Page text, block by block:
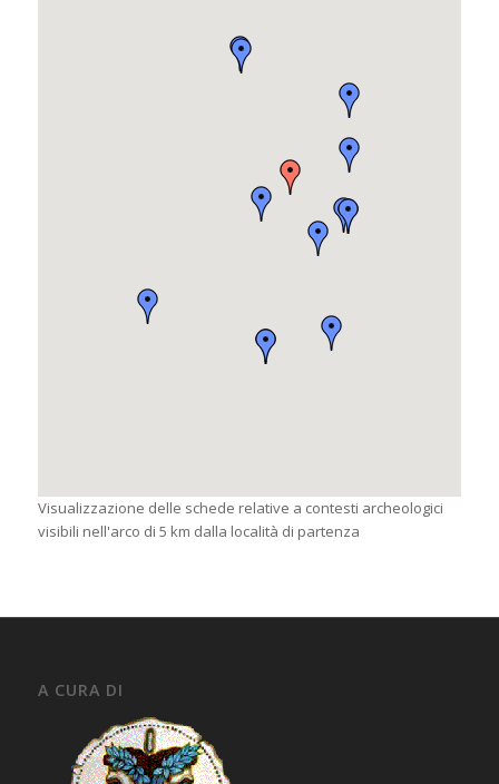
Visualizzazione delle schede relative a contesti archeologici
visibili nell'arco di 5 km dalla località di partenza
A CURA DI